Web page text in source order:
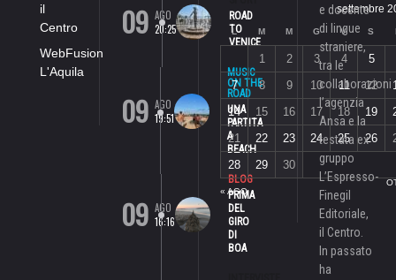
il
Centro
WebFusion
L'Aquila
09 AGO
20:25
ROAD
TO
VENICE
09 AGO
19:51
MUSIC
ON THE
ROAD
UNA
PARTITA
A
BEACH
09 AGO
16:16
BLOG
PRIMA
DEL
GIRO
DI
BOA
settembre
L M M G V S
« AGO
1 2 3 4 5
7
8 9 10 11 12
14
15 16 17 18 19
21
22 23 24 25 26
28
29 30
e docente
di lingue
straniere,
tra le
collaborazioni
l’agenzia
Ansa e la
testata ex
gruppo
L’Espresso-
Finegil
Editoriale,
il Centro.
In passato
ha